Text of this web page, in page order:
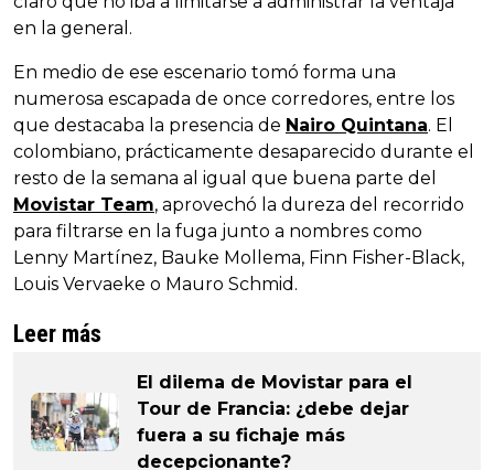
en la general.
En medio de ese escenario tomó forma una
numerosa escapada de once corredores, entre los
que destacaba la presencia de Nairo Quintana. El
colombiano, prácticamente desaparecido durante el
resto de la semana al igual que buena parte del
Movistar Team, aprovechó la dureza del recorrido
para filtrarse en la fuga junto a nombres como
Lenny Martínez, Bauke Mollema, Finn Fisher-Black,
Louis Vervaeke o Mauro Schmid.
Leer más
El dilema de Movistar para el
Tour de Francia: ¿debe dejar
fuera a su fichaje más
decepcionante?